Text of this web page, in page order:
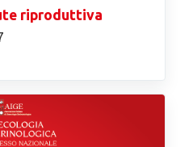
riproduttiva